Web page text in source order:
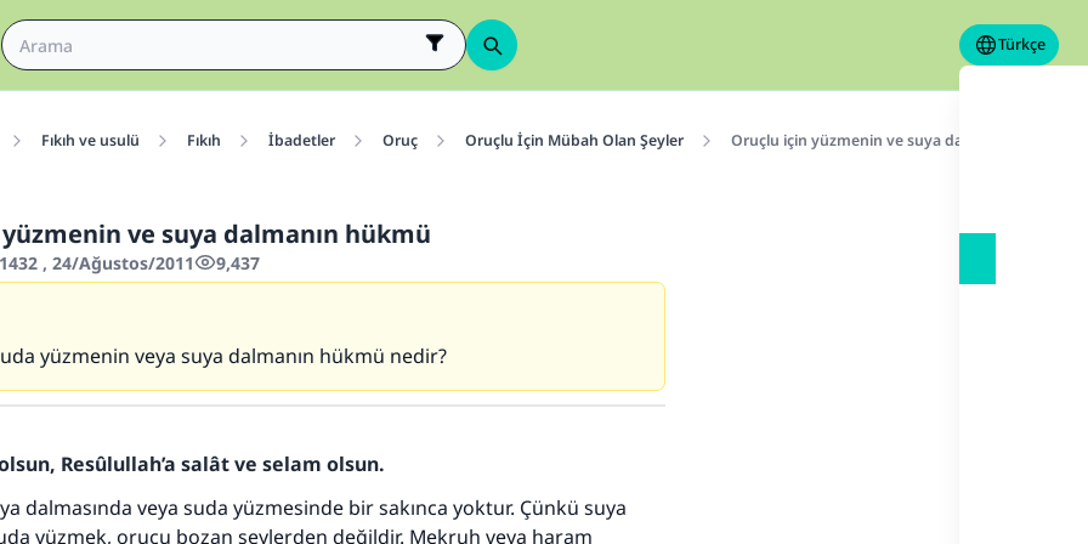
Türkçe
Fıkıh ve usulü Fıkıh İbadetler Oruç Oruçlu İçin Mübah Olan Şeyler Oruçlu için yüzmenin ve suya dalmanın hükmü
ve suya dalmanın hükmü
, 24/Ağustos/2011 9,437
yüzmenin veya suya dalmanın hükmü nedir?
Resûlullah’a salât ve selam olsun.
dalmasında veya suda yüzmesinde bir sakınca yoktur. Çünkü suya
yüzmek, orucu bozan şeylerden değildir. Mekruh veya haram